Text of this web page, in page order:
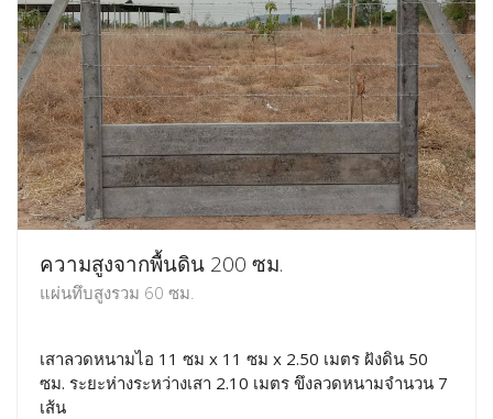
ความสูงจากพื้นดิน 200 ซม.
แผ่นทึบสูงรวม 60 ซม.
เสาลวดหนามไอ 11 ซม x 11 ซม x 2.50 เมตร ฝังดิน 50
ซม. ระยะห่างระหว่างเสา 2.10 เมตร ขึงลวดหนามจำนวน 7
เส้น